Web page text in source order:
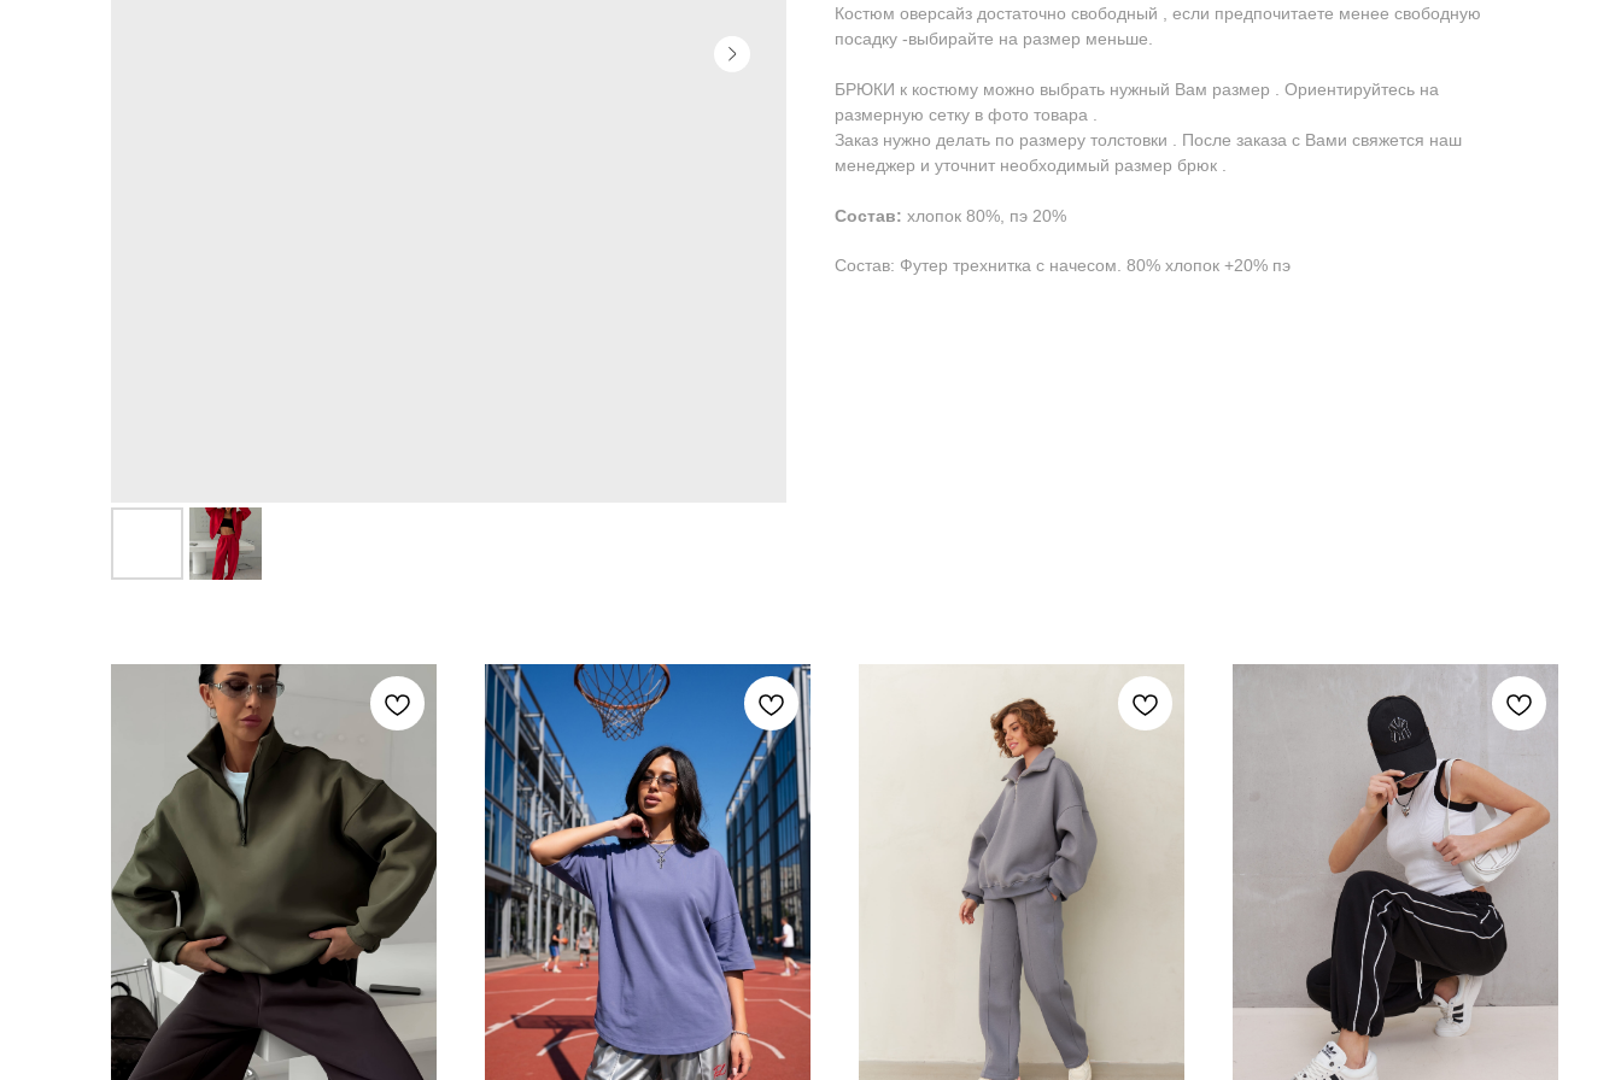
Костюм оверсайз достаточно свободный , если предпочитаете менее свободную
посадку -выбирайте на размер меньше.
БРЮКИ к костюму можно выбрать нужный Вам размер . Ориентируйтесь на
размерную сетку в фото товара .
Заказ нужно делать по размеру толстовки . После заказа с Вами свяжется наш
менеджер и уточнит необходимый размер брюк .
Состав: хлопок 80%, пэ 20%
Состав: Футер трехнитка с начесом. 80% хлопок +20% пэ